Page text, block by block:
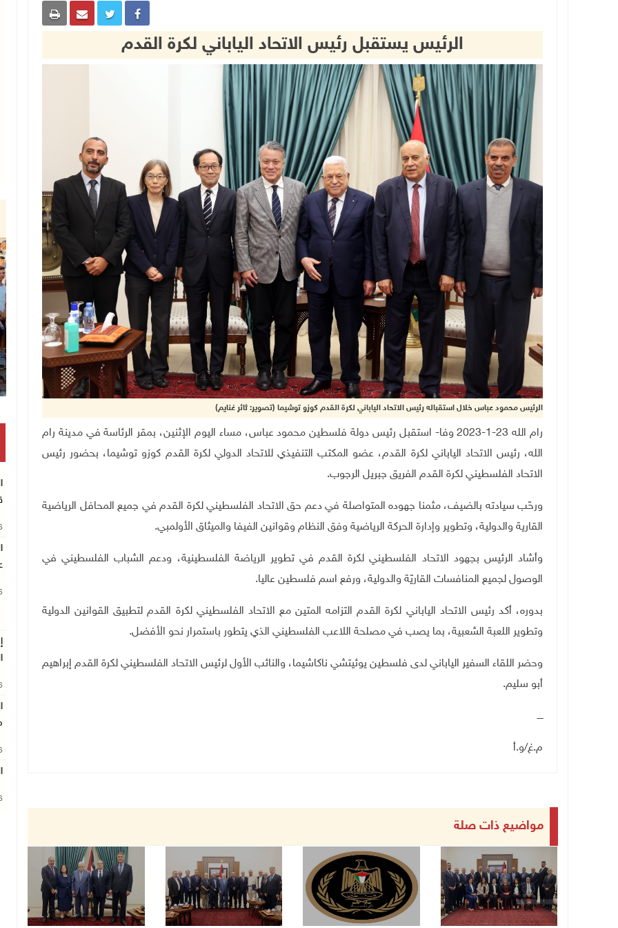
الرئيس يستقبل رئيس الاتحاد الياباني لكرة القدم
الرئيس محمود عباس خلال استقباله رئيس الاتحاد الياباني لكرة القدم كوزو توشيما (تصوير: ثائر غنايم)
رام الله 23-1-2023 وفا- استقبل رئيس دولة فلسطين محمود عباس، مساء اليوم الإثنين، بمقر الرئاسة في مدينة رام
الله، رئيس الاتحاد الياباني لكرة القدم، عضو المكتب التنفيذي للاتحاد الدولي لكرة القدم كوزو توشيما، بحضور رئيس
الاتحاد الفلسطيني لكرة القدم الفريق جبريل الرجوب.
ورحّب سيادته بالضيف، مثمنا جهوده المتواصلة في دعم حق الاتحاد الفلسطيني لكرة القدم في جميع المحافل الرياضية
القارية والدولية، وتطوير وإدارة الحركة الرياضية وفق النظام وقوانين الفيفا والميثاق الأولمبي.
وأشاد الرئيس بجهود الاتحاد الفلسطيني لكرة القدم في تطوير الرياضة الفلسطينية، ودعم الشباب الفلسطيني في
الوصول لجميع المنافسات القاريّة والدولية، ورفع اسم فلسطين عاليا.
بدوره، أكد رئيس الاتحاد الياباني لكرة القدم التزامه المتين مع الاتحاد الفلسطيني لكرة القدم لتطبيق القوانين الدولية
وتطوير اللعبة الشعبية، بما يصب في مصلحة اللاعب الفلسطيني الذي يتطور باستمرار نحو الأفضل.
وحضر اللقاء السفير الياباني لدى فلسطين يوئيتشي ناكاشيما، والنائب الأول لرئيس الاتحاد الفلسطيني لكرة القدم إبراهيم
أبو سليم.
ــــ
م.غ/و.أ
مواضيع ذات صلة
انتشال